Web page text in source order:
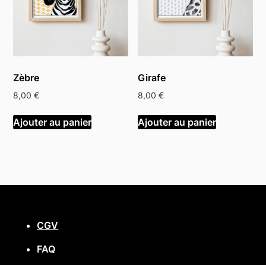
Zèbre
8,00€
Ajouter au panier
Girafe
8,00€
Ajouter au panier
CGV
FAQ